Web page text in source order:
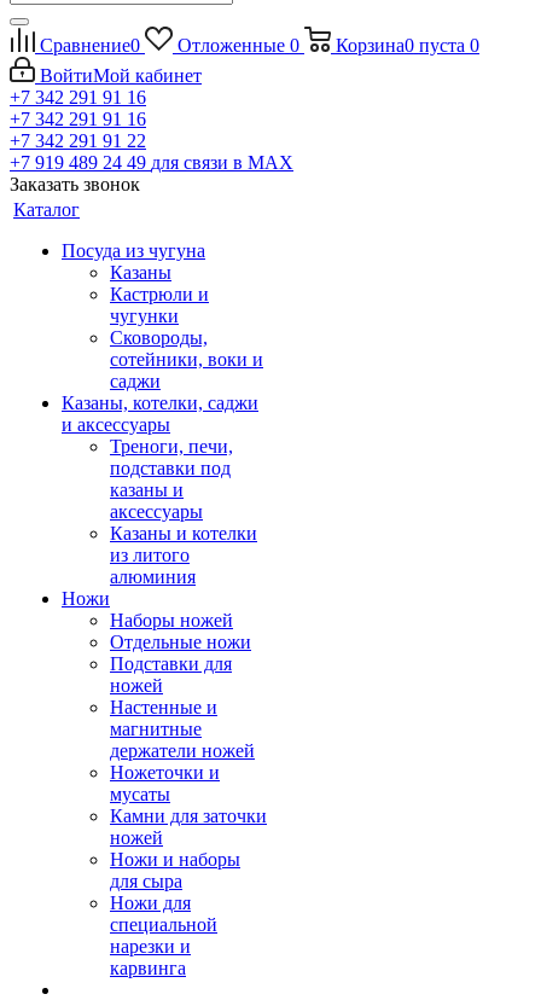
Сравнение0 Отложенные 0 Корзина0 пуста 0
ВойтиМой кабинет
+7 342 291 91 16
+7 342 291 91 16
+7 342 291 91 22
+7 919 489 24 49 для связи в МАХ
Заказать звонок
Каталог
Посуда из чугуна
Казаны
Кастрюли и
чугунки
Сковороды,
сотейники, воки и
саджи
Казаны, котелки, саджи
и аксессуары
Треноги, печи,
подставки под
казаны и
аксессуары
Казаны и котелки
из литого
алюминия
Ножи
Наборы ножей
Отдельные ножи
Подставки для
ножей
Настенные и
магнитные
держатели ножей
Ножеточки и
мусаты
Камни для заточки
ножей
Ножи и наборы
для сыра
Ножи для
специальной
нарезки и
карвинга